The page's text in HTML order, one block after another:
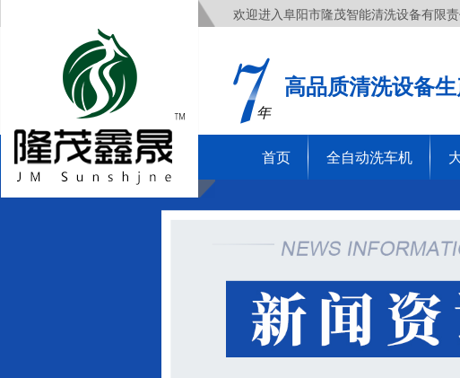
欢迎进入阜阳市隆茂智能清洗设备有限责
年
高品质清洗设备
首页 全自动洗车机